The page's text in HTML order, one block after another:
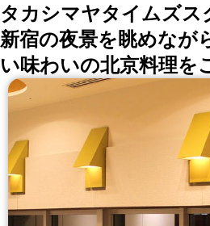
タカシマヤタイムズス
新宿の夜景を眺めなが
い味わいの北京料理を